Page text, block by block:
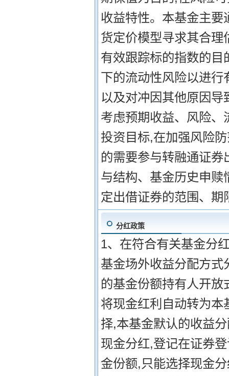
收益特性。本基金主
货定价模型寻求其合
有效跟踪标的指数的
下的流动性风险以进
以及对冲因其他原因
考虑预期收益、风险
投资目标,在加强风险
的需要参与转融通证
与结构、基金历史申
定出借证券的范围、期
分红政策
1、在符合有关基金分
基金场外收益分配方
的基金份额持有人开
将现金红利自动转为
择,本基金默认的收益
现金分红,登记在证券
金份额,只能选择现金